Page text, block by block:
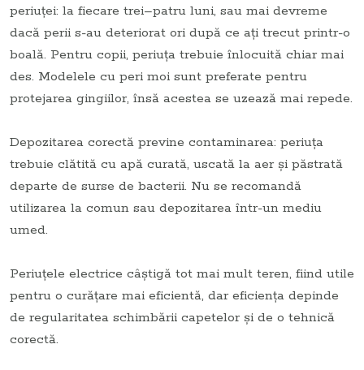
periuței: la fiecare trei–patru luni, sau mai devreme
dacă perii s-au deteriorat ori după ce ați trecut printr-o
boală. Pentru copii, periuța trebuie înlocuită chiar mai
des. Modelele cu peri moi sunt preferate pentru
protejarea gingiilor, însă acestea se uzează mai repede.
Depozitarea corectă previne contaminarea: periuța
trebuie clătită cu apă curată, uscată la aer și păstrată
departe de surse de bacterii. Nu se recomandă
utilizarea la comun sau depozitarea într-un mediu
umed.
Periuțele electrice câștigă tot mai mult teren, fiind utile
pentru o curățare mai eficientă, dar eficiența depinde
de regularitatea schimbării capetelor și de o tehnică
corectă.